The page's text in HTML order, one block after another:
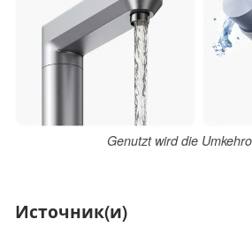
Genutzt wird die
Источник(и)